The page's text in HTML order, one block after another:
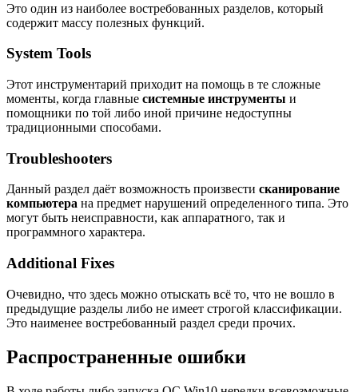
Это один из наиболее востребованных разделов, который
содержит массу полезных функций.
System Tools
Этот инструментарий приходит на помощь в те сложные
моменты, когда главные системные инструменты и
помощники по той либо иной причине недоступны
традиционными способами.
Troubleshooters
Данный раздел даёт возможность произвести сканирование
компьютера на предмет нарушений определенного типа. Это
могут быть неисправности, как аппаратного, так и
программного характера.
Additional Fixes
Очевидно, что здесь можно отыскать всё то, что не вошло в
предыдущие разделы либо не имеет строгой классификации.
Это наименее востребованный раздел среди прочих.
Распространенные ошибки